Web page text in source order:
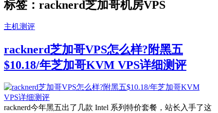
标签：racknerd芝加哥机房VPS
主机测评
racknerd芝加哥VPS怎么样?附黑五
$10.18/年芝加哥KVM VPS详细测评
racknerd今年黑五出了几款 Intel 系列特价套餐，站长入手了这